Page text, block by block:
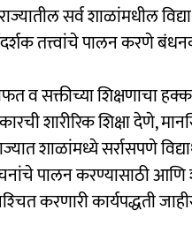
सर्व शाळांमधील
तत्त्वांचे पालन करणे
व सक्तीच्या शिक्षणाचा
शारीरिक शिक्षा
शाळांमध्ये सर्रासपणे
पालन करण्यासाठी आणि
करणारी कार्यपद्धती